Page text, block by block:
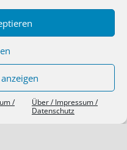
/
Über / Impressum /
Datenschutz